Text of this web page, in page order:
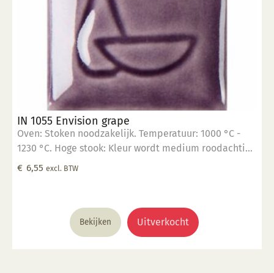
IN 1055 Envision grape
Oven: Stoken noodzakelijk. Temperatuur: 1000 °C -
1230 °C. Hoge stook: Kleur wordt medium roodachtig
blauw. Glanzend, semi transparant. Mogelijk ontstaan
volledig afgedekt met een voedselveilige
transparante glazuur. Giftig: Nee. Hoe te gebruiken: 1.
Breng aan op een 1060 °C biscuit gebakken scherf. 2.
€ 6,55 excl. BTW
Bekijken Uitverkocht